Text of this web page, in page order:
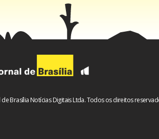
Brasília Notícias Digitais Ltda. Todos os direitos